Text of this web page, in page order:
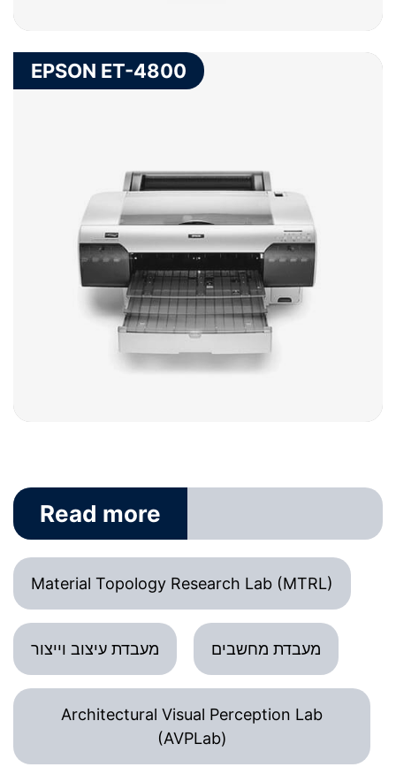
Contact
Book an
appointment
EPSON ET-4800
Read more
Material Topology Research Lab (MTRL)
מעבדת עיצוב וייצור מעבדת מחשבים
Architectural Visual Perception Lab
(AVPLab)